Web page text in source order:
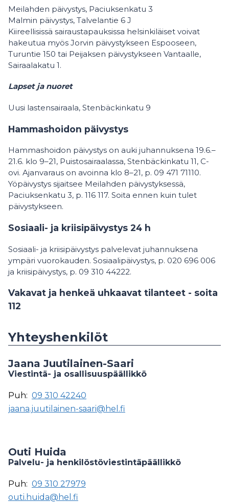
Meilahden päivystys, Paciuksenkatu 3
Malmin päivystys, Talvelantie 6 J
Kiireellisissä sairaustapauksissa helsinkiläiset voivat
hakeutua myös Jorvin päivystykseen Espooseen,
Turuntie 150 tai Peijaksen päivystykseen Vantaalle,
Sairaalakatu 1.
Lapset ja nuoret
Uusi lastensairaala, Stenbäckinkatu 9
Hammashoidon päivystys
Hammashoidon päivystys on auki juhannuksena 19.6.–
21.6. klo 9–21, Puistosairaalassa, Stenbäckinkatu 11, C-
ovi. Ajanvaraus on avoinna klo 8–21, p. 09 471 71110.
Yöpäivystys sijaitsee Meilahden päivystyksessä,
Paciuksenkatu 3, p. 116 117. Soita ennen kuin tulet
päivystykseen.
Sosiaali- ja kriisipäivystys 24 h
Sosiaali- ja kriisipäivystys palvelevat juhannuksena
ympäri vuorokauden. Sosiaalipäivystys, p. 020 696 006
ja kriisipäivystys, p. 09 310 44222.
Vakavat ja henkeä uhkaavat tilanteet - soita
112
Yhteyshenkilöt
Jaana Juutilainen-Saari
Viestintä- ja osallisuuspäällikkö
Puh: 09 310 42240
jaana.juutilainen-saari@hel.fi
Outi Huida
Palvelu- ja henkilöstöviestintäpäällikkö
Puh: 09 310 27979
outi.huida@hel.fi